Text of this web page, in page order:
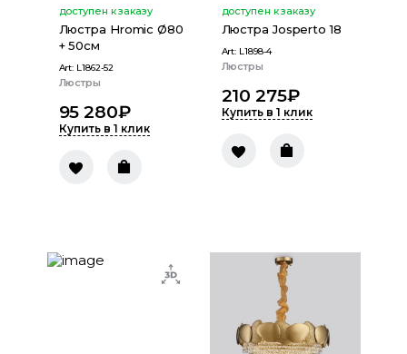
доступен к заказу
Люстра Hromic Ø80
+ 50см
Art: L1862-52
Люстры
95 280₽
Купить в 1 клик
доступен к заказу
Люстра Josperto 18
Art: L1898-4
Люстры
210 275₽
Купить в 1 клик